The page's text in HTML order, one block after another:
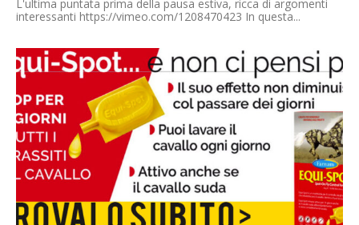
L'ultima puntata prima della pausa estiva, ricca di argomenti
interessanti https://vimeo.com/1208470423 In questa...